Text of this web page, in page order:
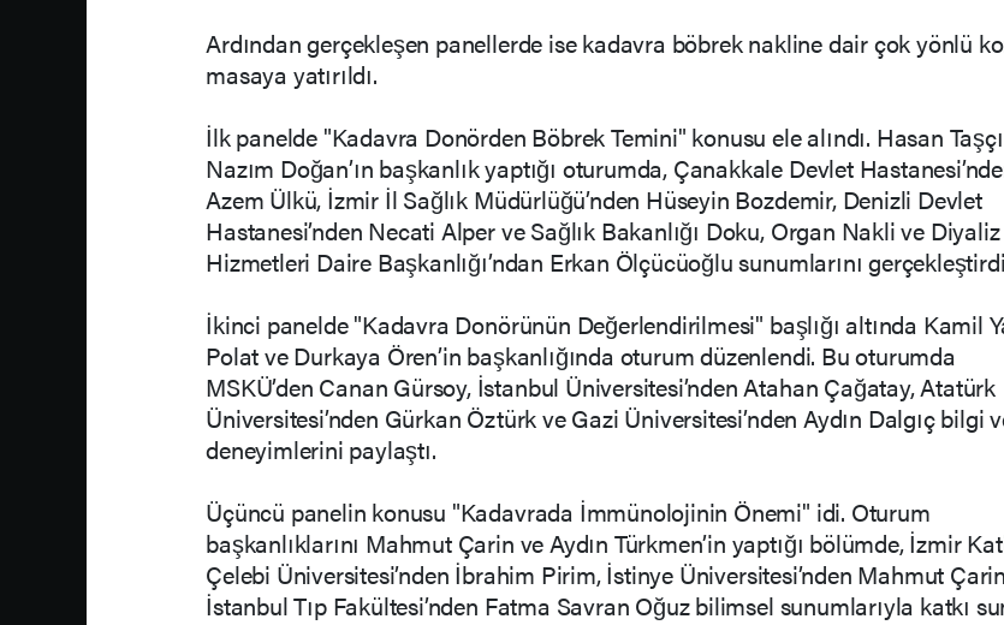
Ardından gerçekleşen panellerde ise kadavra böbrek nakline dair çok yönlü
masaya yatırıldı.
İlk panelde "Kadavra Donörden Böbrek Temini" konusu ele alındı. Hasan
Nazım Doğan’ın başkanlık yaptığı oturumda, Çanakkale Devlet
Azem Ülkü, İzmir İl Sağlık Müdürlüğü’nden Hüseyin Bozdemir, Denizli Devlet
Hastanesi’nden Necati Alper ve Sağlık Bakanlığı Doku, Organ Nakli ve Diyaliz
Hizmetleri Daire Başkanlığı’ndan Erkan Ölçücüoğlu sunumlarını
İkinci panelde "Kadavra Donörünün Değerlendirilmesi" başlığı altında Kamil
Polat ve Durkaya Ören’in başkanlığında oturum düzenlendi. Bu oturumda
MSKÜ’den Canan Gürsoy, İstanbul Üniversitesi’nden Atahan Çağatay, Atatürk
Üniversitesi’nden Gürkan Öztürk ve Gazi Üniversitesi’nden Aydın Dalgıç bilgi
deneyimlerini paylaştı.
Üçüncü panelin konusu "Kadavrada İmmünolojinin Önemi" idi. Oturum
başkanlıklarını Mahmut Çarin ve Aydın Türkmen’in yaptığı bölümde, İzmir
Çelebi Üniversitesi’nden İbrahim Pirim, İstinye Üniversitesi’nden Mahmut
İstanbul Tıp Fakültesi’nden Fatma Savran Oğuz bilimsel sunumlarıyla katkı